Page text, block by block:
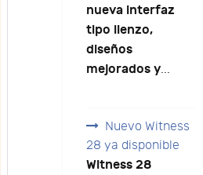
nueva interfaz
tipo lienzo,
diseños
mejorados y...
Nuevo Witness
28 ya disponible
Witness 28